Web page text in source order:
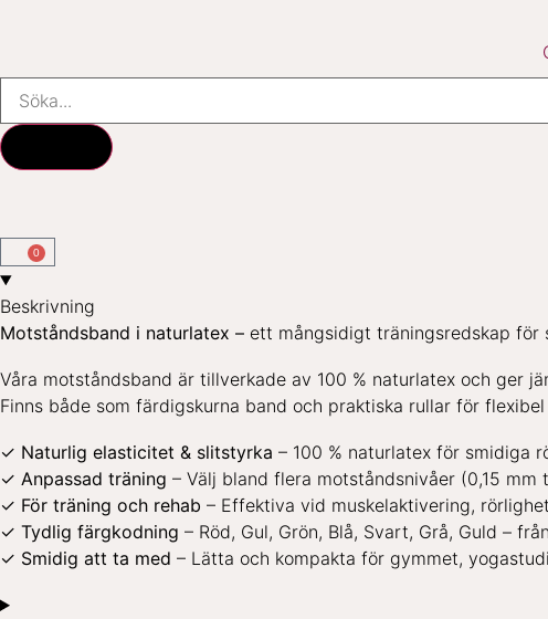
0
Beskrivning
Motståndsband i naturlatex – ett mångsidigt träningsredskap
Våra motståndsband är tillverkade av 100 % naturlatex och ger
Finns både som färdigskurna band och praktiska rullar för
✓ Naturlig elasticitet & slitstyrka – 100 % naturlatex för smidiga
✓ Anpassad träning – Välj bland flera motståndsnivåer (0,15
✓ För träning och rehab – Effektiva vid muskelaktivering,
✓ Tydlig färgkodning – Röd, Gul, Grön, Blå, Svart, Grå, Guld –
✓ Smidig att ta med – Lätta och kompakta för gymmet,